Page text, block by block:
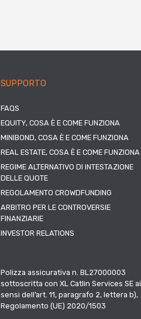
SUPPORTO
FAQS
EQUITY, COSA È E COME FUNZIONA
MINIBOND, COSA È E COME FUNZIONA
REAL ESTATE, COSA È E COME FUNZIONA
REGIME ALTERNATIVO DI INTESTAZIONE
DELLE QUOTE
REGOLAMENTO CROWDFUNDING
ARBITRO PER LE CONTROVERSIE
FINANZIARIE
INVESTOR RELATIONS
Polizza assicurativa n. BL27000003
sottoscritta con XL Catlin Services SE ai
sensi dell’art. 11, paragrafo 2, lettera b),
Regolamento (UE) 2020/1503